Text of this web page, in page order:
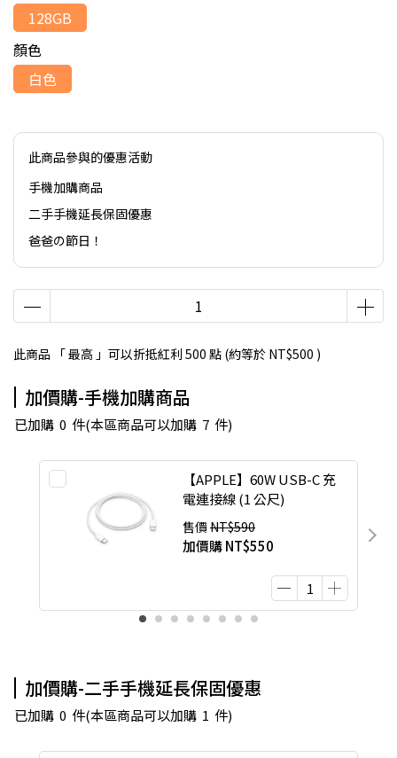
128GB
顏色
白色
此商品參與的優惠活動
手機加購商品
二手手機延長保固優惠
爸爸の節日！
此商品 「 最高 」可以折抵紅利 500 點 (約等於 NT$500 )
加價購-手機加購商品
已加購 0 件(本區商品可以加購 7 件)
【APPLE】60W USB-C 充
電連接線 (1 公尺)
售價 NT$590
加價購NT$550
加價購-二手手機延長保固優惠
已加購 0 件(本區商品可以加購 1 件)